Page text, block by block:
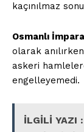
kaçınılmaz
Osmanlı
olarak
askeri
engelleyemedi.
İLGİLİ YAZI :